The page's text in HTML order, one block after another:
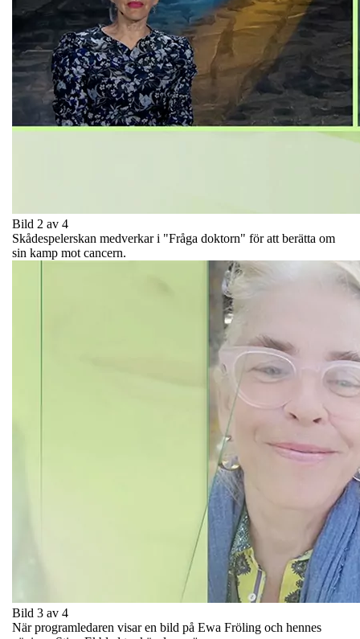
Bild 2 av 4
Skådespelerskan medverkar i "Fråga doktorn" för att berätta om
sin kamp mot cancern.
Bild 3 av 4
När programledaren visar en bild på Ewa Fröling och hennes